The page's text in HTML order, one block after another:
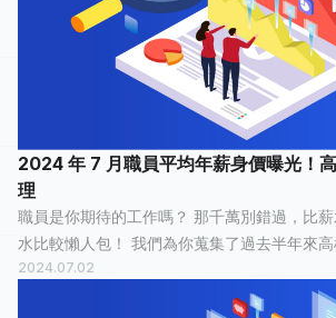
2024 年 7 月職員平均年薪身價曝光！
理
職員是你期待的工作嗎？ 那千萬別錯過，比薪水特別整理的職員薪
水比較懶人包！ 我們為你蒐集了過去半年來高雄市職員的薪水情
報，有 40 人分享他們最真實的工作經歷，有
2024.07.02